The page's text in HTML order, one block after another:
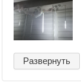
Развернуть